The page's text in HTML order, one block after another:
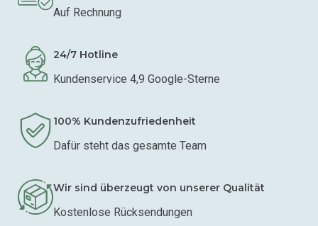
Auf Rechnung
24/7 Hotline
Kundenservice 4,9 Google-Sterne
100% Kundenzufriedenheit
Dafür steht das gesamte Team
Wir sind überzeugt von unserer Qualität
Kostenlose Rücksendungen